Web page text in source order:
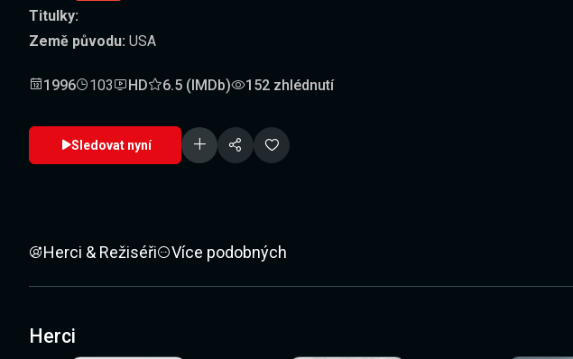
Titulky:
Země původu: USA
1996 103 HD 6.5 (IMDb) 152 zhlédnutí
Sledovat nyní
Herci & Režiséři Více podobných
Herci